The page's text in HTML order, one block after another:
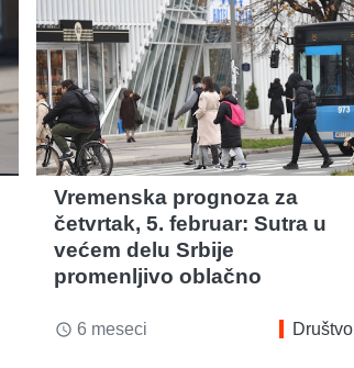
Vremenska prognoza za
četvrtak, 5. februar: Sutra u
većem delu Srbije
promenljivo oblačno
access_time 6 meseci Društvo